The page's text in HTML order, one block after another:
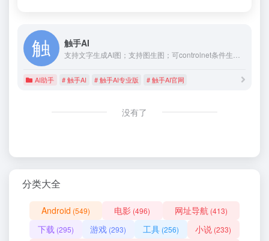
触手AI
AI助手 # 触手AI # 触手AI专业版 # 触手AI官网
没有了
分类大全
Android (549) 电影 (496) 网址导航 (413)
下载 (295) 游戏 (293) 工具(256) 小说 (233)